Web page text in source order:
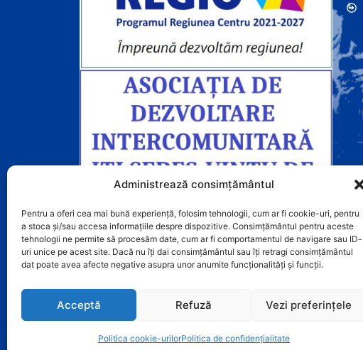
Administrează consimțământul
Pentru a oferi cea mai bună experiență, folosim tehnologii, cum ar fi cookie-uri, pentru
a stoca și/sau accesa informațiile despre dispozitive. Consimțământul pentru aceste
tehnologii ne permite să procesăm date, cum ar fi comportamentul de navigare sau ID-
uri unice pe acest site. Dacă nu îți dai consimțământul sau îți retragi consimțământul
dat poate avea afecte negative asupra unor anumite funcționalități și funcții.
Acceptă Refuză Vezi preferințele
Politica cookie-urilorPolitica de confidențialitate